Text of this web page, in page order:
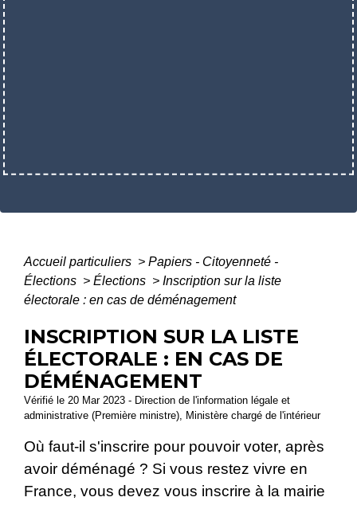
Accueil particuliers > Papiers - Citoyenneté -
Élections > Élections > Inscription sur la liste
électorale : en cas de déménagement
INSCRIPTION SUR LA LISTE
ÉLECTORALE : EN CAS DE
DÉMÉNAGEMENT
Vérifié le 20 Mar 2023 - Direction de l'information légale et
administrative (Première ministre), Ministère chargé de l'intérieur
Où faut-il s'inscrire pour pouvoir voter, après
avoir déménagé ? Si vous restez vivre en
France, vous devez vous inscrire à la mairie